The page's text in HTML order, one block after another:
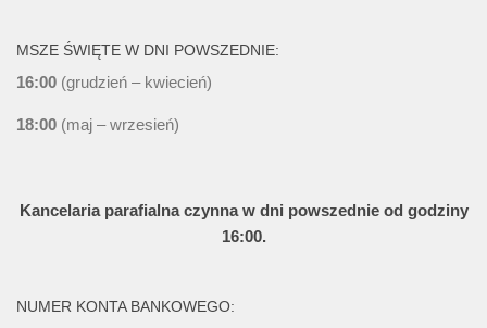
MSZE ŚWIĘTE W DNI POWSZEDNIE:
16:00 (grudzień – kwiecień)
18:00 (maj – wrzesień)
Kancelaria parafialna czynna w dni powszednie od godziny
16:00.
NUMER KONTA BANKOWEGO: